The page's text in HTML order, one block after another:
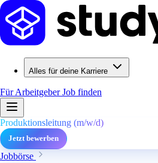
Alles für deine Karriere
Für ArbeitgeberJob finden
Produktionsleitung (m/w/d)
Jetzt bewerben
Jobbörse